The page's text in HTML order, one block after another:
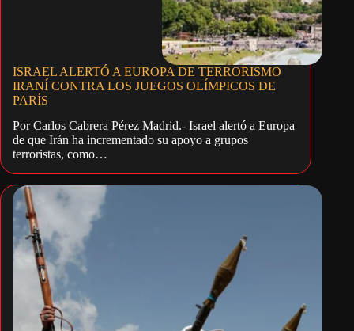
ISRAEL ALERTÓ A EUROPA DE TERRORISMO
IRANÍ CONTRA LOS JUEGOS OLÍMPICOS DE
PARÍS
Por Carlos Cabrera Pérez Madrid.- Israel alertó a Europa
de que Irán ha incrementado su apoyo a grupos
terroristas, como…